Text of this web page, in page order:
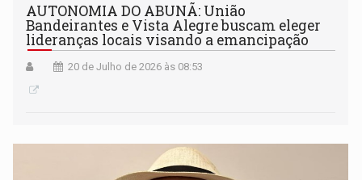
AUTONOMIA DO ABUNÃ: União
Bandeirantes e Vista Alegre buscam eleger
lideranças locais visando a emancipação
20 de Julho de 2026 às 08:53